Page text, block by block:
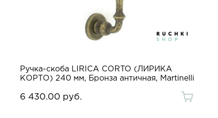
Ручка-скоба LIRICA CORTO (ЛИРИКА
КОРТО) 240 мм, Бронза античная, Martinelli
6 430.00 руб.